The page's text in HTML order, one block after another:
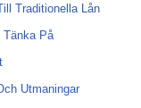
Traditionella Lån
Tänka På
Utmaningar